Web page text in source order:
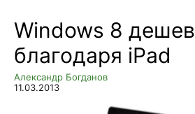
Windows 8
благодаря iPad
Александр Богданов
11.03.2013